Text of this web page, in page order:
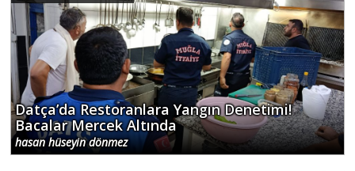
Datça’da Restoranlara Yangın Denetimi!
Bacalar Mercek Altında
hasan hüseyin dönmez